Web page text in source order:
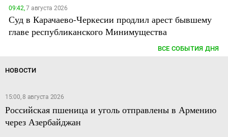
09:42,7 августа 2026
Суд в Карачаево-Черкесии продлил арест бывшему
главе республиканского Минимущества
ВСЕ СОБЫТИЯ ДНЯ
НОВОСТИ
15:00, 8 августа 2026
Российская пшеница и уголь отправлены в Армению
через Азербайджан